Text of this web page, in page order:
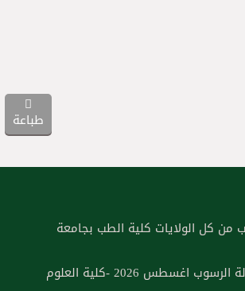
طباعة
108 طبيب من كل الولايات كلية الطب بجامعة
جدول امتحانات ازالة الرسوب اغسطس 2026 -كلية العلوم